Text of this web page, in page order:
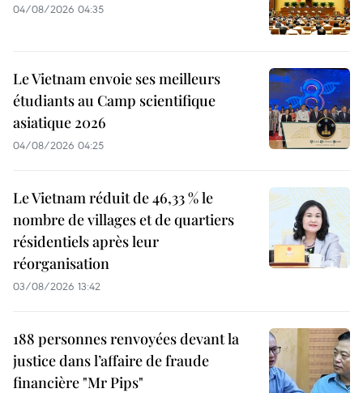
04/08/2026 04:35
Le Vietnam envoie ses meilleurs
étudiants au Camp scientifique
asiatique 2026
04/08/2026 04:25
Le Vietnam réduit de 46,33 % le
nombre de villages et de quartiers
résidentiels après leur
réorganisation
03/08/2026 13:42
188 personnes renvoyées devant la
justice dans l’affaire de fraude
financière "Mr Pips"